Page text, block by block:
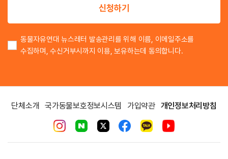
신청하기
동물자유연대 뉴스레터 발송관리를 위해 이름, 이메일주소를
수집하며, 수신거부시까지 이용, 보유하는데 동의합니다.
단체소개 국가동물보호정보시스템 가입약관 개인정보처리방침